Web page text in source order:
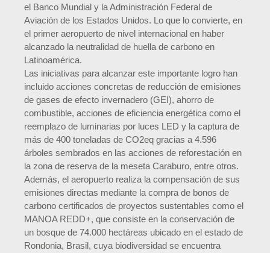
el Banco Mundial y la Administración Federal de
Aviación de los Estados Unidos. Lo que lo convierte, en
el primer aeropuerto de nivel internacional en haber
alcanzado la neutralidad de huella de carbono en
Latinoamérica.
Las iniciativas para alcanzar este importante logro han
incluido acciones concretas de reducción de emisiones
de gases de efecto invernadero (GEI), ahorro de
combustible, acciones de eficiencia energética como el
reemplazo de luminarias por luces LED y la captura de
más de 400 toneladas de CO2eq gracias a 4.596
árboles sembrados en las acciones de reforestación en
la zona de reserva de la meseta Caraburo, entre otros.
Además, el aeropuerto realiza la compensación de sus
emisiones directas mediante la compra de bonos de
carbono certificados de proyectos sustentables como el
MANOA REDD+, que consiste en la conservación de
un bosque de 74.000 hectáreas ubicado en el estado de
Rondonia, Brasil, cuya biodiversidad se encuentra